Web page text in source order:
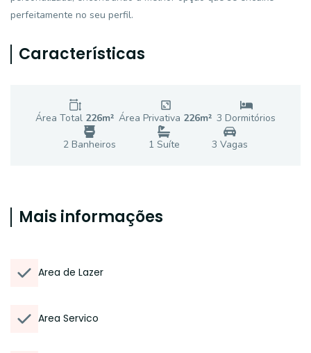
perfeitamente no seu perfil.
Características
Área Total 226m² Área Privativa 226m² 3 Dormitórios
2 Banheiros 1 Suíte 3 Vagas
Mais informações
Area de Lazer
Area Servico